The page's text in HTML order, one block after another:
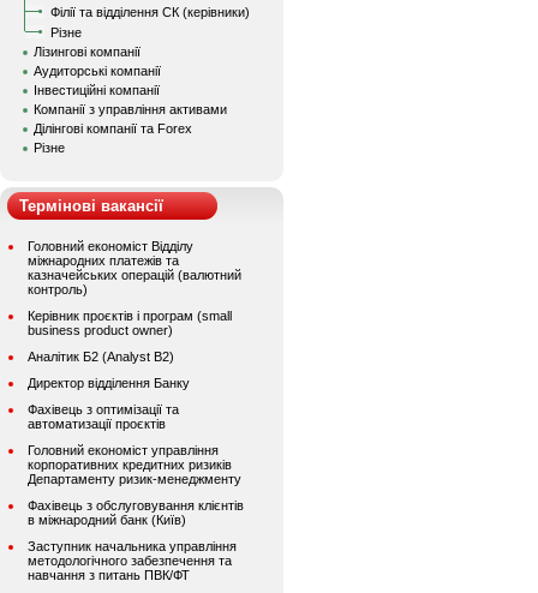
Філії та відділення СК (керівники)
Різне
Лізингові компанії
Аудиторські компанії
Інвестиційні компанії
Компанії з управління активами
Ділінгові компанії та Forex
Різне
Термінові вакансії
Головний економіст Відділу
міжнародних платежів та
казначейських операцій (валютний
контроль)
Керівник проєктів і програм (small
business product owner)
Аналітик Б2 (Analyst B2)
Директор відділення Банку
Фахівець з оптимізації та
автоматизації проєктів
Головний економіст управління
корпоративних кредитних ризиків
Департаменту ризик-менеджменту
Фахівець з обслуговування клієнтів
в міжнародний банк (Київ)
Заступник начальника управління
методологічного забезпечення та
навчання з питань ПВК/ФТ